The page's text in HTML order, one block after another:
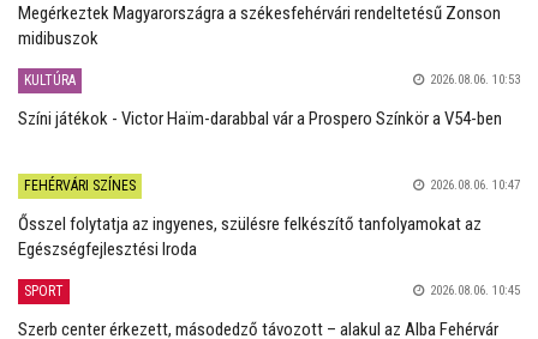
Megérkeztek Magyarországra a székesfehérvári rendeltetésű Zonson
midibuszok
KULTÚRA 2026.08.06. 10:53
Színi játékok - Victor Haïm-darabbal vár a Prospero Színkör a V54-ben
FEHÉRVÁRI SZÍNES 2026.08.06. 10:47
Ősszel folytatja az ingyenes, szülésre felkészítő tanfolyamokat az
Egészségfejlesztési Iroda
SPORT 2026.08.06. 10:45
Szerb center érkezett, másodedző távozott – alakul az Alba Fehérvár